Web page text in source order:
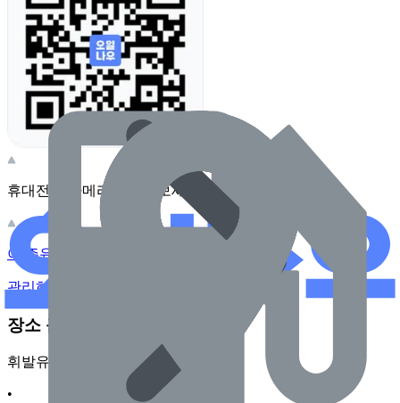
휴대전화 카메라로 찍어보세요
이 주유소의 사장님이신가요?
관리하기
장소 근처 주유소
휘발유
•